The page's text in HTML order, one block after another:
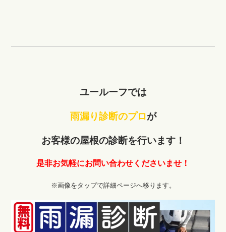
ユールーフでは
雨漏り診断のプロが
お客様の屋根の診断を行います！
是非お気軽にお問い合わせくださいませ！
※画像をタップで詳細ページへ移ります。